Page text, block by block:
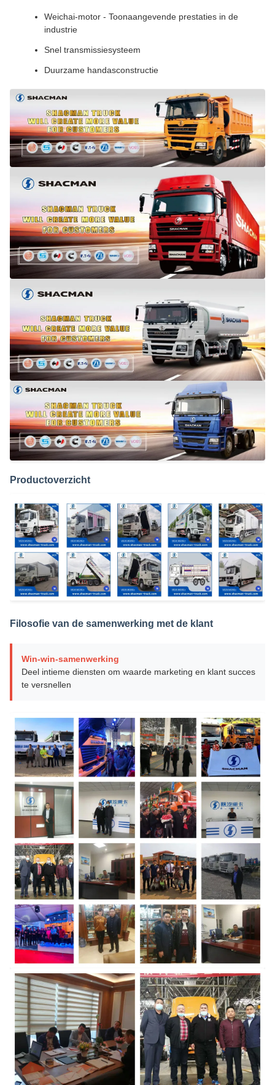
Weichai-motor - Toonaangevende prestaties in de
industrie
Snel transmissiesysteem
Duurzame handasconstructie
Productoverzicht
Filosofie van de samenwerking met de klant
Win-win-samenwerking
Deel intieme diensten om waarde marketing en klant succes
te versnellen